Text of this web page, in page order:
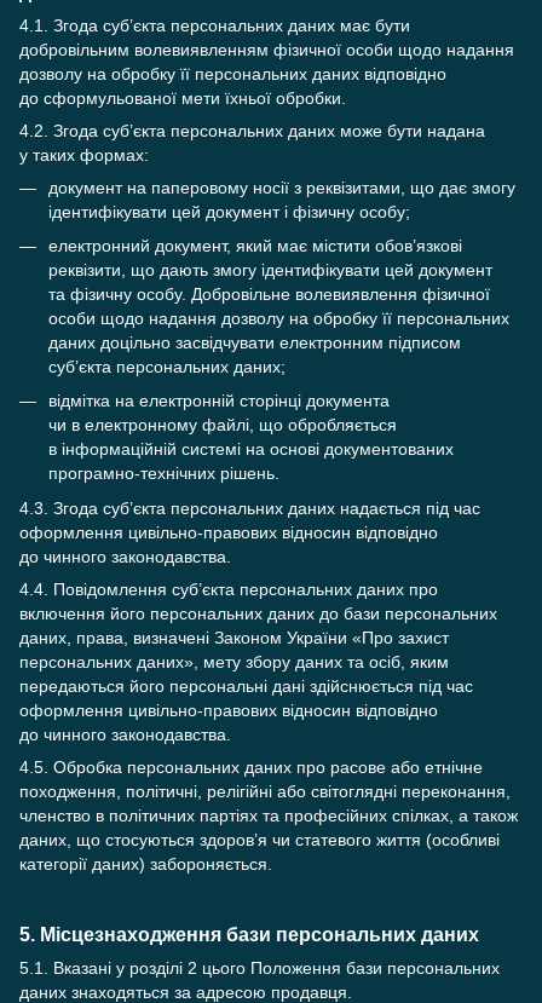
4.1. Згода суб’єкта персональних даних має бути
добровільним волевиявленням фізичної особи щодо надання
дозволу на обробку її персональних даних відповідно
до сформульованої мети їхньої обробки.
4.2. Згода суб’єкта персональних даних може бути надана
у таких формах:
документ на паперовому носії з реквізитами, що дає змогу
ідентифікувати цей документ і фізичну особу;
електронний документ, який має містити обов’язкові
реквізити, що дають змогу ідентифікувати цей документ
та фізичну особу. Добровільне волевиявлення фізичної
особи щодо надання дозволу на обробку її персональних
даних доцільно засвідчувати електронним підписом
суб’єкта персональних даних;
відмітка на електронній сторінці документа
чи в електронному файлі, що обробляється
в інформаційній системі на основі документованих
програмно-технічних рішень.
4.3. Згода суб’єкта персональних даних надається під час
оформлення цивільно-правових відносин відповідно
до чинного законодавства.
4.4. Повідомлення суб’єкта персональних даних про
включення його персональних даних до бази персональних
даних, права, визначені Законом України «Про захист
персональних даних», мету збору даних та осіб, яким
передаються його персональні дані здійснюється під час
оформлення цивільно-правових відносин відповідно
до чинного законодавства.
4.5. Обробка персональних даних про расове або етнічне
походження, політичні, релігійні або світоглядні переконання,
членство в політичних партіях та професійних спілках, а також
даних, що стосуються здоров’я чи статевого життя (особливі
категорії даних) забороняється.
5. Місцезнаходження бази персональних даних
5.1. Вказані у розділі 2 цього Положення бази персональних
даних знаходяться за адресою продавця.